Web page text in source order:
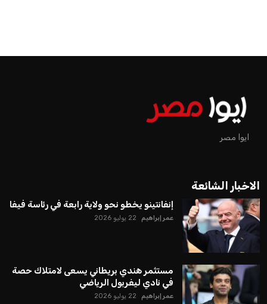
إنفانتينو يخطو نحو ولاية رابعة في
عمر إبراهيم منذ 16 أيام